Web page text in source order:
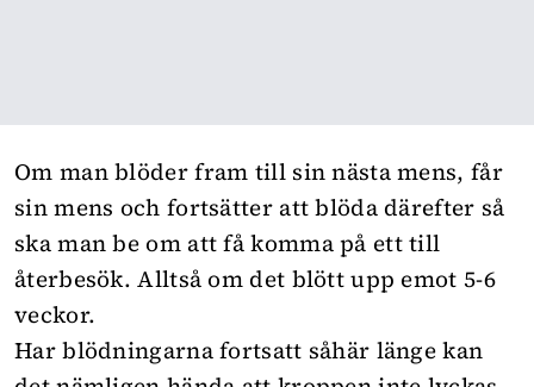
Om man blöder fram till sin nästa mens, får
sin mens och fortsätter att blöda därefter så
ska man be om att få komma på ett till
återbesök. Alltså om det blött upp emot 5-6
veckor.
Har blödningarna fortsatt såhär länge kan